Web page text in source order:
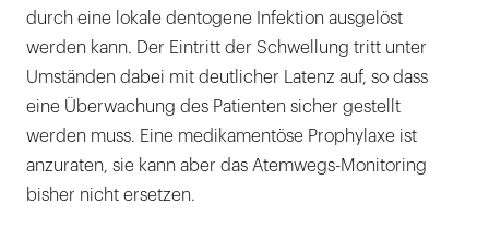
durch eine lokale dentogene Infektion ausgelöst
werden kann. Der Eintritt der Schwellung tritt unter
Umständen dabei mit deutlicher Latenz auf, so dass
eine Überwachung des Patienten sicher gestellt
werden muss. Eine medikamentöse Prophylaxe ist
anzuraten, sie kann aber das Atemwegs-Monitoring
bisher nicht ersetzen.